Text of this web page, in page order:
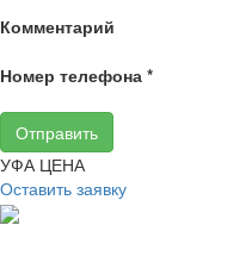
Комментарий
Номер телефона *
Отправить
УФА ЦЕНА
Оставить заявку